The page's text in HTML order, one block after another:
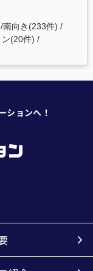
南向き(233件)
(20件)
ションへ！